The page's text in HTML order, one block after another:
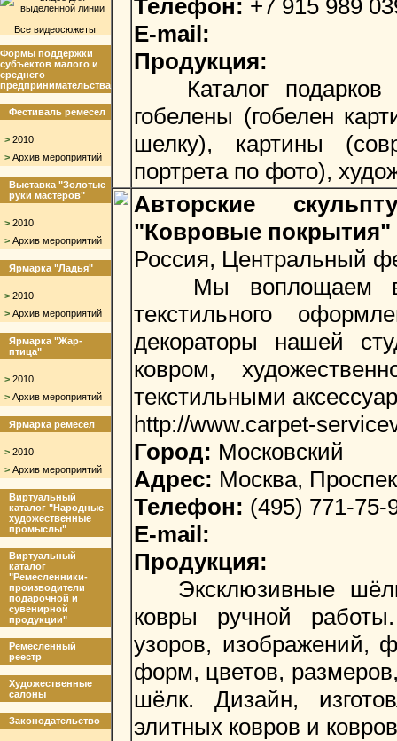
Все видеосюжеты
Формы поддержки
субъектов малого и
среднего
предпринимательства
Фестиваль ремесел
> 2010
> Архив мероприятий
Выставка "Золотые
руки мастеров"
> 2010
> Архив мероприятий
Ярмарка "Ладья"
> 2010
> Архив мероприятий
Ярмарка "Жар-
птица"
> 2010
> Архив мероприятий
Ярмарка ремесел
> 2010
> Архив мероприятий
Виртуальный
каталог "Народные
художественные
промыслы"
Виртуальный
каталог
"Ремесленники-
производители
подарочной и
сувенирной
продукции"
Ремесленный
реестр
Художественные
салоны
Законодательство
Телефон: +7 915 989
E-mail:
Продукция:
Каталог подарков
гобелены (гобелен
шелку), картины
портрета по фото),
Авторские
"Ковровые покрытия"
Россия, Центральный
Мы воплощаем в
текстильного
декораторы нашей
ковром,
текстильными
http://www.carpet-
Город: Московский
Адрес: Москва,
Телефон: (495) 771-75-
E-mail:
Продукция:
Эксклюзивные
ковры ручной
узоров, изображений,
форм, цветов,
шёлк. Дизайн,
элитных ковров и